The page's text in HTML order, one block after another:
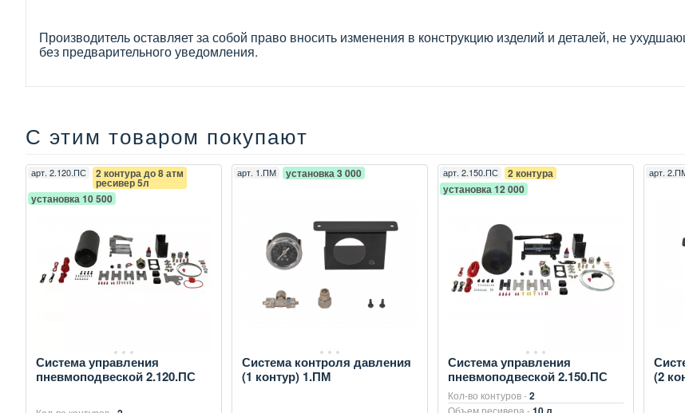
Производитель оставляет за собой право вносить изменения в конструкцию изделий и деталей, не
без предварительного уведомления.
С этим товаром покупают
арт. 2.120.ПС 2 контура до 8 атм
ресивер 5л
установка 10 500
Система управления
пневмоподвеской 2.120.ПС
арт. 1.ПМ установка 3 000
Система контроля давления
(1 контур) 1.ПМ
арт. 2.150.ПС
2 контура
установка 12 000
Система управления
пневмоподвеской 2.150.ПС
Кол-во контуров -2
Объем ресивера -
арт.
(2